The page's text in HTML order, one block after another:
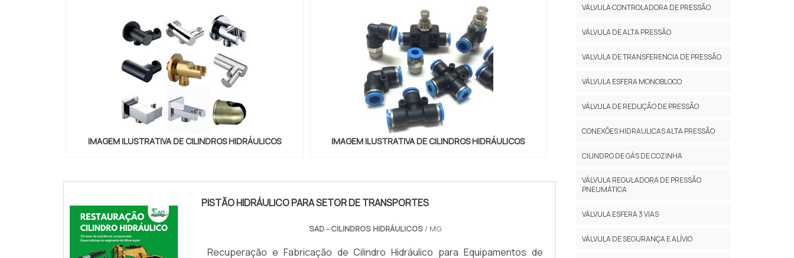
IMAGEM ILUSTRATIVA DE CILINDROS HIDRÁULICOS IMAGEM ILUSTRATIVA DE CILINDROS HIDRÁULICOS
PISTÃO HIDRÁULICO PARA SETOR DE TRANSPORTES
SAD - CILINDROS HIDRÁULICOS/ MG
Recuperação e Fabricação de Cilindro Hidráulico para Equipamentos de
VÁLVULA CONTROLADORA DE PRESSÃO
VÁLVULA DE ALTA PRESSÃO
VALVULA DE TRANSFERENCIA DE PRESSÃO
VÁLVULA ESFERA MONOBLOCO
VÁLVULA DE REDUÇÃO DE PRESSÃO
CONEXÕES HIDRAULICAS ALTA PRESSÃO
CILINDRO DE GÁS DE COZINHA
VÁLVULA REGULADORA DE PRESSÃO
PNEUMÁTICA
VÁLVULA ESFERA 3 VIAS
VÁLVULA DE SEGURANÇA E ALÍVIO